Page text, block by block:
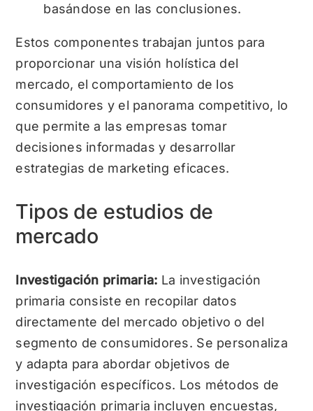
basándose en las conclusiones.
Estos componentes trabajan juntos para
proporcionar una visión holística del
mercado, el comportamiento de los
consumidores y el panorama competitivo, lo
que permite a las empresas tomar
decisiones informadas y desarrollar
estrategias de marketing eficaces.
Tipos de estudios de
mercado
Investigación primaria: La investigación
primaria consiste en recopilar datos
directamente del mercado objetivo o del
segmento de consumidores. Se personaliza
y adapta para abordar objetivos de
investigación específicos. Los métodos de
investigación primaria incluyen encuestas,